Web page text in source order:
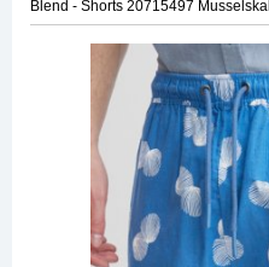
Blend - Shorts 20715497 Musselskal